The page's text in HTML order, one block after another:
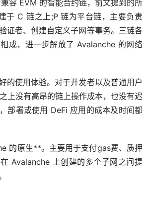
容 EVM 的智能合约链，前文提到的所
于 C 链之上;P 链为平台链，主要负责
证者、创建自定义子网等事务。三链各
成，进一步解放了 Avalanche 的网络
的使用体验。对于开发者以及普通用户
上没有高昂的链上操作成本，也没有迟
部署或使用 DeFi 应用的成本及时间都
的原生**。主要用于支付gas费、质押
Avalanche 上创建的多个子网之间提